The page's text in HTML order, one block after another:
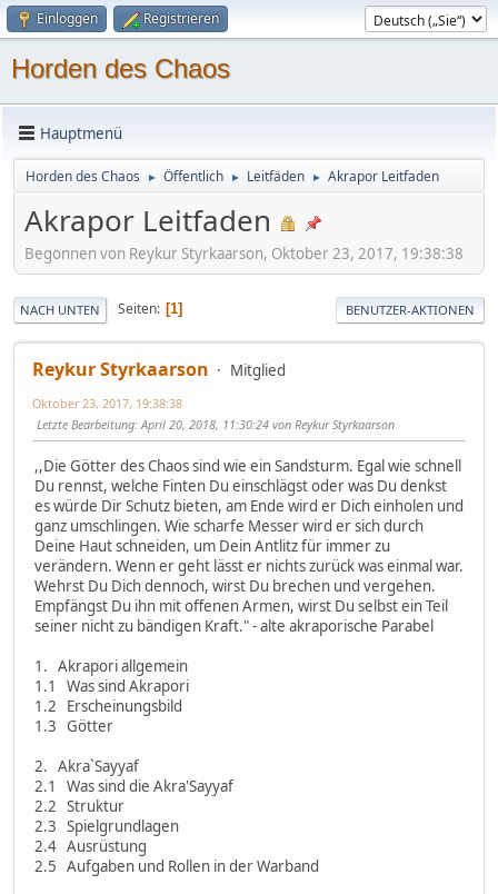
Einloggen Registrieren
Horden des Chaos
Hauptmenü
Horden des Chaos ► Öffentlich ► Leitfäden ► Akrapor Leitfaden
Akrapor Leitfaden
Begonnen von Reykur Styrkaarson, Oktober 23, 2017, 19:38:38
NACH UNTEN Seiten 1 BENUTZER-AKTIONEN
Reykur Styrkaarson Mitglied
Oktober 23, 2017, 19:38:38
Letzte Bearbeitung: April 20, 2018, 11:30:24 von Reykur Styrkaarson
,,Die Götter des Chaos sind wie ein Sandsturm. Egal wie schnell
Du rennst, welche Finten Du einschlägst oder was Du denkst
es würde Dir Schutz bieten, am Ende wird er Dich einholen und
ganz umschlingen. Wie scharfe Messer wird er sich durch
Deine Haut schneiden, um Dein Antlitz für immer zu
verändern. Wenn er geht lässt er nichts zurück was einmal war.
Wehrst Du Dich dennoch, wirst Du brechen und vergehen.
Empfängst Du ihn mit offenen Armen, wirst Du selbst ein Teil
seiner nicht zu bändigen Kraft." - alte akraporische Parabel
1. Akrapori allgemein
1.1 Was sind Akrapori
1.2 Erscheinungsbild
1.3 Götter
2. Akra`Sayyaf
2.1 Was sind die Akra'Sayyaf
2.2 Struktur
2.3 Spielgrundlagen
2.4 Ausrüstung
2.5 Aufgaben und Rollen in der Warband